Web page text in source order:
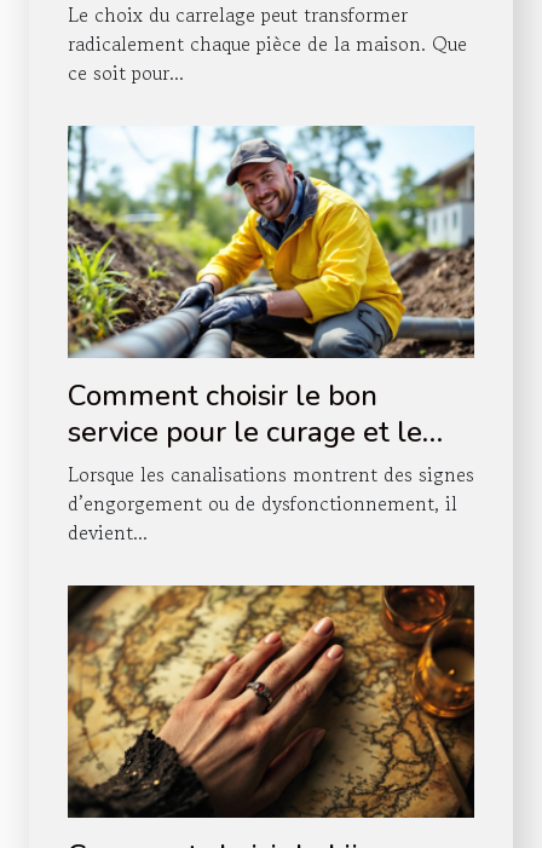
votre maison ?
Le choix du carrelage peut transformer
radicalement chaque pièce de la maison. Que
ce soit pour...
Comment choisir le bon
service pour le curage et le
pompage de vos canalisations
?
Lorsque les canalisations montrent des signes
d’engorgement ou de dysfonctionnement, il
devient...